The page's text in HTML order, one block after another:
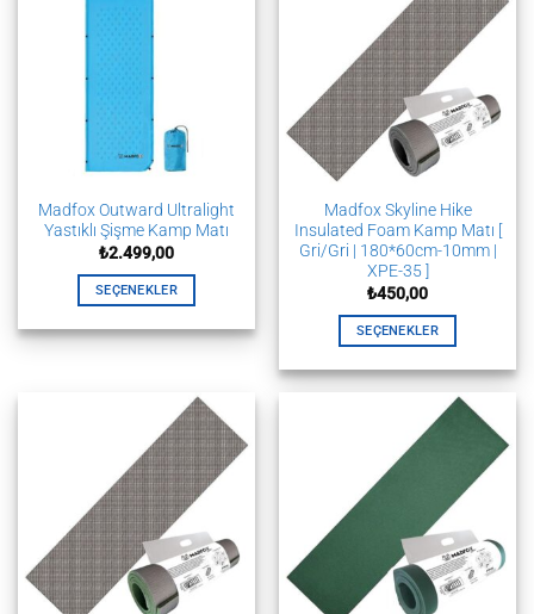
var.
seçilebilir
varyasyonu
var.
Seçenekler
ürün
sayfasından
seçilebilir
Madfox Outward Ultralight
Yastıklı Şişme Kamp Matı
₺2.499,00
SEÇENEKLER
ürünün
varyasyonu
var.
Seçenekler
ürün
sayfasından
seçilebilir
Madfox Skyline Hike
Insulated Foam Kamp Matı [
Gri/Gri | 180*60cm-10mm |
XPE-35 ]
₺450,00
SEÇENEKLER
ürünün
fazla
varyasyonu
Seçenekler
ürün
sayfasından
seçilebilir